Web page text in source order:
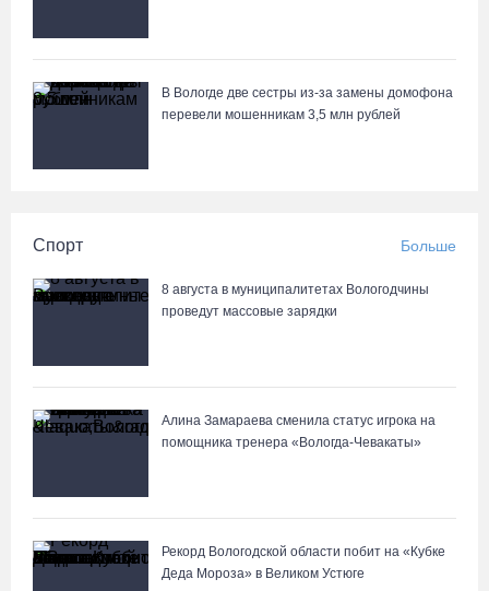
В Вологде две сестры из-за замены домофона
перевели мошенникам 3,5 млн рублей
Спорт Больше
8 августа в муниципалитетах Вологодчины
проведут массовые зарядки
Алина Замараева сменила статус игрока на
помощника тренера «Вологда-Чевакаты»
Рекорд Вологодской области побит на «Кубке
Деда Мороза» в Великом Устюге